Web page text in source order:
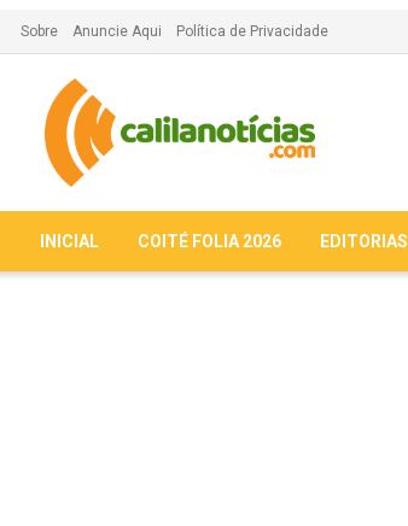
Sobre Anuncie Aqui Política de Privacidade
INICIAL COITÉ FOLIA 2026 EDITORIAS